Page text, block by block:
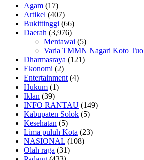
Agam (17)
Artikel (407)
Bukittinggi (66)
Daerah (3,976)
Mentawai (5)
Varia TMMN Nagari Koto Tuo
Dharmasraya (121)
Ekonomi (2)
Entertainment (4)
Hukum (1)
Iklan (39)
INFO RANTAU (149)
Kabupaten Solok (5)
Kesehatan (5)
Lima puluh Kota (23)
NASIONAL (108)
Olah raga (31)